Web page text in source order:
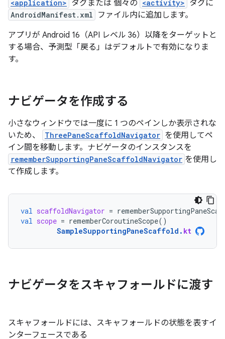
<application> タグまたは 個々の <activity> タグに
AndroidManifest.xml
ファイル内に追加します。
アプリが Android 16（API レベル 36）以降をターゲットと
する場合、予測型「戻る」はデフォルトで有効になりま
す。
ナビゲータを作成する
小さなウィンドウでは一度に 1 つのペインしか表示されな
いため、
ThreePaneScaffoldNavigator を使用してペ
イン間を移動します。ナビゲータのインスタンスを
rememberSupportingPaneScaffoldNavigator を使用し
て作成します。
val scaffoldNavigator =
val scope = rememberCoroutineScope()
SampleSupportingPaneScaffold . kt
ナビゲータをスキャフォールドに渡す
スキャフォールドには、スキャフォールドの状態を表すイ
ンターフェースである